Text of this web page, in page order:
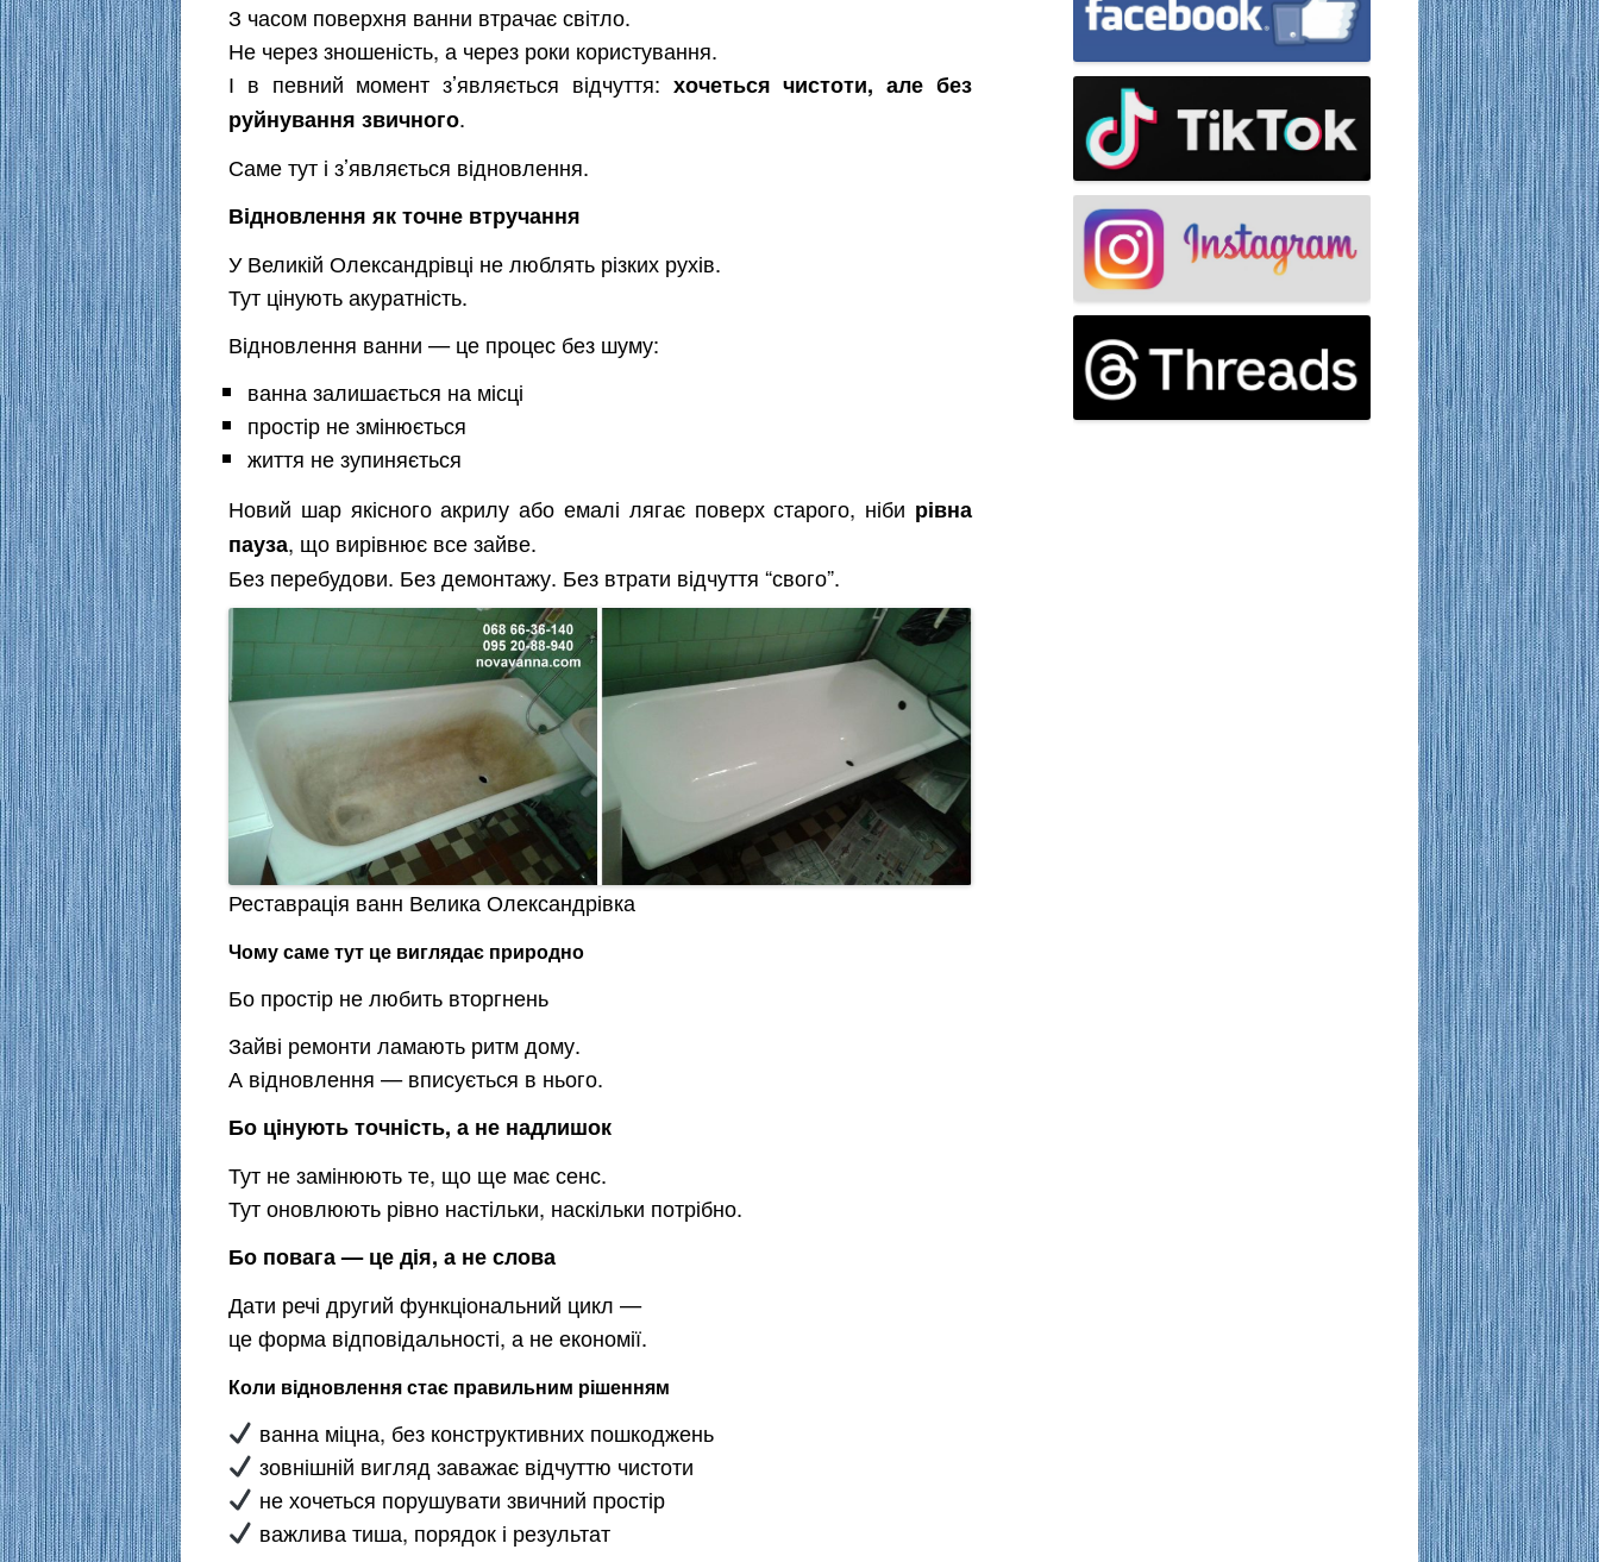
З часом поверхня ванни втрачає світло.
Не через зношеність, а через роки користування.
І в певний момент з’являється відчуття: хочеться чистоти, але без
руйнування звичного.
Саме тут і з’являється відновлення.
Відновлення як точне втручання
У Великій Олександрівці не люблять різких рухів.
Тут цінують акуратність.
Відновлення ванни — це процес без шуму:
ванна залишається на місці
простір не змінюється
життя не зупиняється
Новий шар якісного акрилу або емалі лягає поверх старого, ніби рівна
пауза, що вирівнює все зайве.
Без перебудови. Без демонтажу. Без втрати відчуття “свого”.
Реставрація ванн Велика Олександрівка
Чому саме тут це виглядає природно
Бо простір не любить вторгнень
Зайві ремонти ламають ритм дому.
А відновлення — вписується в нього.
Бо цінують точність, а не надлишок
Тут не замінюють те, що ще має сенс.
Тут оновлюють рівно настільки, наскільки потрібно.
Бо повага — це дія, а не слова
Дати речі другий функціональний цикл —
це форма відповідальності, а не економії.
Коли відновлення стає правильним рішенням
ванна міцна, без конструктивних пошкоджень
зовнішній вигляд заважає відчуттю чистоти
не хочеться порушувати звичний простір
важлива тиша, порядок і результат